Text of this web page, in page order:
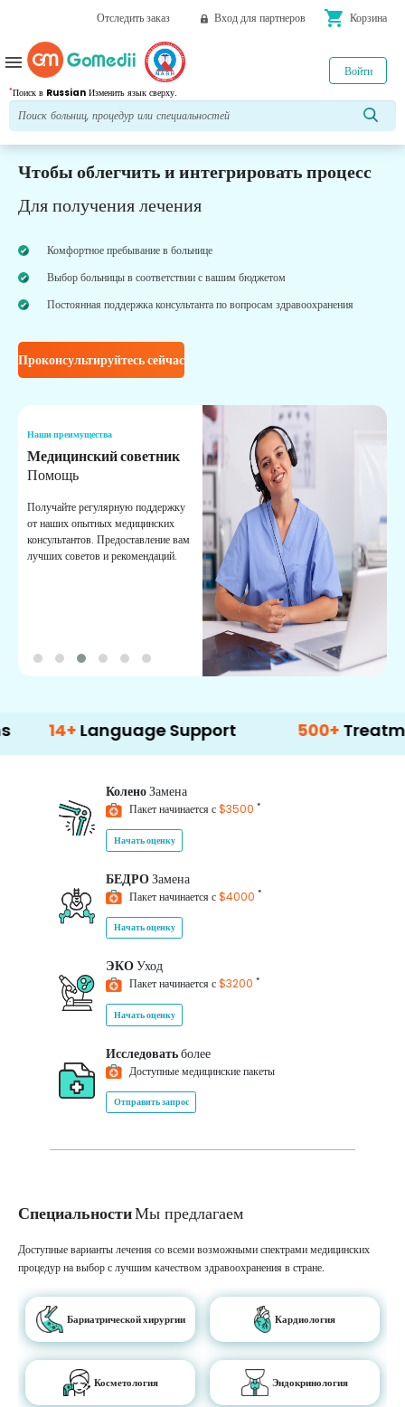
Отследить заказ Вход для партнеров shopping_cart Корзина
*Поиск в Russian Изменить язык сверху.
Войти
menu
Чтобы облегчить и интегрировать процесс
Для получения лечения
Комфортное пребывание в больнице
Выбор больницы в соответствии с вашим бюджетом
Постоянная поддержка консультанта по вопросам здравоохранения
Проконсультируйтесь сейчас
Наши преимущества
Медицинский советник
Помощь
Получайте регулярную поддержку
от наших опытных медицинских
консультантов. Предоставление вам
лучших советов и рекомендаций.
Language Support 500+ Treatment
КоленоЗамена
Пакет начинается с$3500 *
Начать оценку
БЕДРОЗамена
Пакет начинается с$4000 *
Начать оценку
ЭКОУход
Пакет начинается с$3200 *
Начать оценку
Исследоватьболее
Доступные медицинские пакеты
Отправить запрос
СпециальностиМы предлагаем
Доступные варианты лечения со всеми возможными спектрами медицинских
процедур на выбор с лучшим качеством здравоохранения в стране.
Бариатрической хирургии Кардиология
Косметология Эндокринология